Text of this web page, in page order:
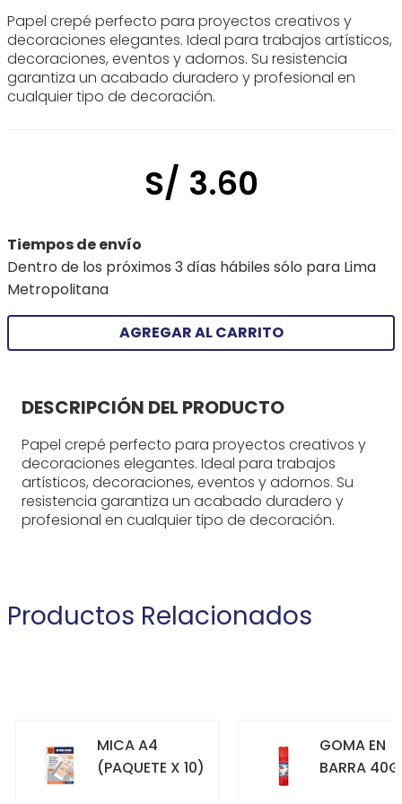
Papel crepé perfecto para proyectos creativos y
decoraciones elegantes. Ideal para trabajos artísticos,
decoraciones, eventos y adornos. Su resistencia
garantiza un acabado duradero y profesional en
cualquier tipo de decoración.
S/ 3.60
Tiempos de envío
Dentro de los próximos 3 días hábiles sólo para Lima
Metropolitana
AGREGAR AL CARRITO
DESCRIPCIÓN DEL PRODUCTO
Papel crepé perfecto para proyectos creativos y
decoraciones elegantes. Ideal para trabajos
artísticos, decoraciones, eventos y adornos. Su
resistencia garantiza un acabado duradero y
profesional en cualquier tipo de decoración.
Productos Relacionados
MICA A4
(PAQUETE X 10)
GOMA EN
BARRA